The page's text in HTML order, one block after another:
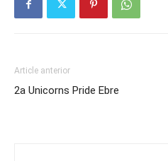
Article anterior
2a Unicorns Pride Ebre